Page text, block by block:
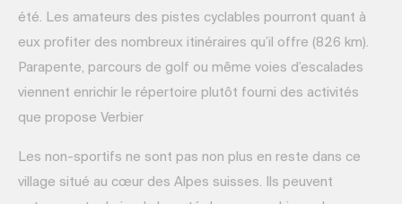
été. Les amateurs des pistes cyclables pourront quant à
eux profiter des nombreux itinéraires qu’il offre (826 km).
Parapente, parcours de golf ou même voies d’escalades
viennent enrichir le répertoire plutôt fourni des activités
que propose Verbier
Les non-sportifs ne sont pas non plus en reste dans ce
village situé au cœur des Alpes suisses. Ils peuvent